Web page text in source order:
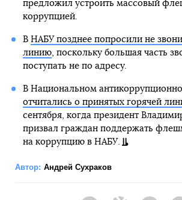
предложил устроить массовый
коррупцией.
В НАБУ позднее попросили не
линию, поскольку большая часть
поступать не по адресу.
В Национальном
отчитались о принятых горячей
сентября, когда президент
призвал граждан поддержать
на коррупцию в НАБУ.
Автор: Андрей Сухраков